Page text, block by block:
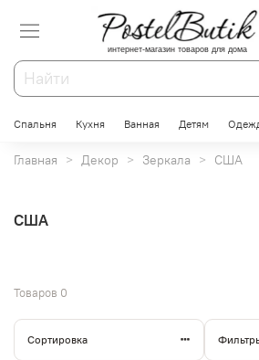
интернет-магазин товаров для дома
Спальня Кухня Ванная Детям
Главная Декор Зеркала США
США
Товаров 0
Сортировка